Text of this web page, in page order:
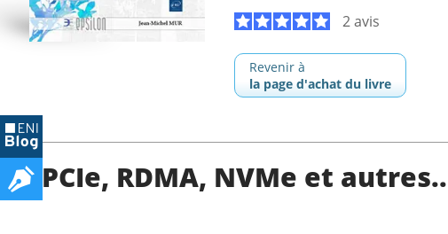
2 avis
Revenir à
la page d'achat du livre
PCIe, RDMA, NVMe et